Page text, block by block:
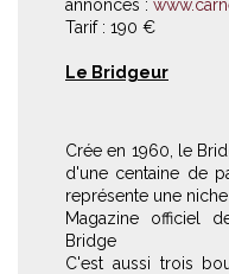
annonces :
Tarif : 190 €
Le Bridgeur
Crée en 1960, le
d'une centaine de
représente une niche
Magazine officiel
Bridge
C'est aussi trois